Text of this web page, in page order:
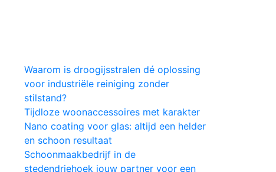
Waarom is droogijsstralen dé oplossing
voor industriële reiniging zonder
stilstand?
Tijdloze woonaccessoires met karakter
Nano coating voor glas: altijd een helder
en schoon resultaat
Schoonmaakbedrijf in de
stedendriehoek jouw partner voor een